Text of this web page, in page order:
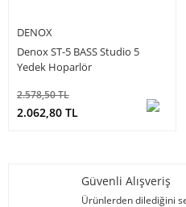
DENOX
Denox ST-5 BASS Studio 5
Yedek Hoparlör
2.578,50 TL
2.062,80 TL
Güvenli Alışveriş
Ürünlerden dilediğini